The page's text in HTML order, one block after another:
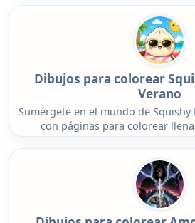
Dibujos para colorear
Verano
Sumérgete en el mundo de
con páginas para colorear